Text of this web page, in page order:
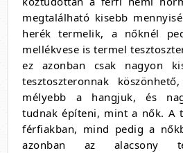
megtalálható kisebb
herék termelik, a nőknél
mellékvese is termel
ez azonban csak nagyon
tesztoszteronnak
mélyebb a hangjuk, és
tudnak építeni, mint a nők. A
férfiakban, mind pedig a
azonban az alacsony